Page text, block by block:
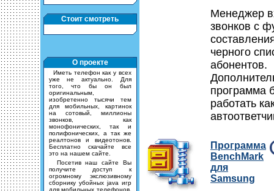
Стоит смотреть
О проекте
Иметь телефон как у всех
уже не актуально. Для
того, что бы он был
оригинальным,
изобретенно тысячи тем
для мобильных, картинок
на сотовый, миллионы
звонков, как
монофонических, так и
полифонических, а так же
реалтонов и видеотонов.
Бесплатно скачайте все
это на нашем сайте.
Посетив наш сайте Вы
получите доступ к
огромному экслюзивному
сборнику убойных java игр
для мобильных телефонов,
Менеджер
звонков с
черного
абонентов.
программа
работать
Программа
BenchMark
для
Samsung